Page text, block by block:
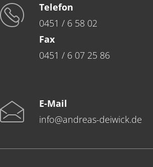
Telefon
0451 / 6 58 02
Fax
0451 / 6 07 25 86
E-Mail
info@andreas-deiwick.de